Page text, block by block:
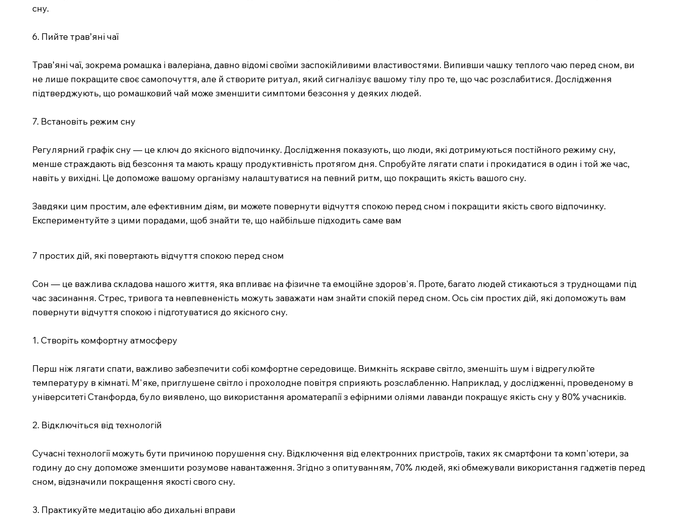
сну.
6. Пийте трав’яні чаї
Трав’яні чаї, зокрема ромашка і валеріана, давно відомі своїми заспокійливими властивостями. Випивши чашку теплого чаю перед сном, ви
не лише покращите своє самопочуття, але й створите ритуал, який сигналізує вашому тілу про те, що час розслабитися. Дослідження
підтверджують, що ромашковий чай може зменшити симптоми безсоння у деяких людей.
7. Встановіть режим сну
Регулярний графік сну — це ключ до якісного відпочинку. Дослідження показують, що люди, які дотримуються постійного режиму сну,
менше страждають від безсоння та мають кращу продуктивність протягом дня. Спробуйте лягати спати і прокидатися в один і той же час,
навіть у вихідні. Це допоможе вашому організму налаштуватися на певний ритм, що покращить якість вашого сну.
Завдяки цим простим, але ефективним діям, ви можете повернути відчуття спокою перед сном і покращити якість свого відпочинку.
Експериментуйте з цими порадами, щоб знайти те, що найбільше підходить саме вам
7 простих дій, які повертають відчуття спокою перед сном
Сон — це важлива складова нашого життя, яка впливає на фізичне та емоційне здоров'я. Проте, багато людей стикаються з труднощами під
час засинання. Стрес, тривога та невпевненість можуть заважати нам знайти спокій перед сном. Ось сім простих дій, які допоможуть вам
повернути відчуття спокою і підготуватися до якісного сну.
1. Створіть комфортну атмосферу
Перш ніж лягати спати, важливо забезпечити собі комфортне середовище. Вимкніть яскраве світло, зменшіть шум і відрегулюйте
температуру в кімнаті. М'яке, приглушене світло і прохолодне повітря сприяють розслабленню. Наприклад, у дослідженні, проведеному в
університеті Станфорда, було виявлено, що використання ароматерапії з ефірними оліями лаванди покращує якість сну у 80% учасників.
2. Відключіться від технологій
Сучасні технології можуть бути причиною порушення сну. Відключення від електронних пристроїв, таких як смартфони та комп'ютери, за
годину до сну допоможе зменшити розумове навантаження. Згідно з опитуванням, 70% людей, які обмежували використання гаджетів перед
сном, відзначили покращення якості свого сну.
3. Практикуйте медитацію або дихальні вправи